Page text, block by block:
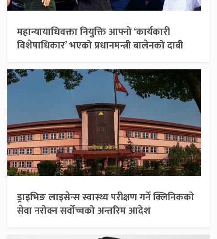
महान्यायाधिवक्ता नियुक्ति आफ्नो ‘कार्यकारी
विशेषाधिकार’ भएको प्रधानमन्त्री बालेनको दाबी
ड्राइभिङ लाइसेन्स स्वास्थ्य परीक्षण गर्ने क्लिनिकको
सेवा नरोक्न सर्वोच्चको अन्तरिम आदेश